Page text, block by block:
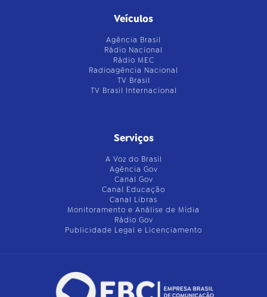
Veículos
Agência Brasil
Rádio Nacional
Rádio MEC
Radioagência Nacional
TV Brasil
TV Brasil Internacional
Serviços
A Voz do Brasil
Agência Gov
Canal Gov
Canal Educação
Canal Libras
Monitoramento e Análise de Mídia
Rádio Gov
Publicidade Legal e Licenciamento